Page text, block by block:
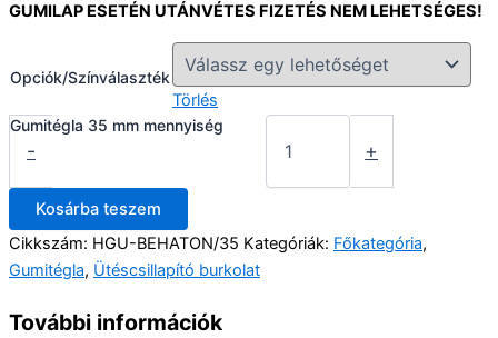
GUMILAP ESETÉN UTÁNVÉTES FIZETÉS NEM LEHETSÉGES!
Opciók/Színválaszték
Törlés
-
Gumitégla 35 mm mennyiség
+
Kosárba teszem
Cikkszám: HGU-BEHATON/35 Kategóriák: Főkategória,
Gumitégla, Ütéscsillapító burkolat
További információk